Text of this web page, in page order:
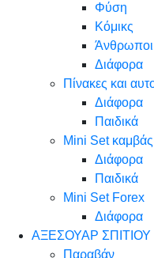
Φύση
Κόμικς
Άνθρωποι
Διάφορα
Πίνακες και
Διάφορα
Παιδικά
Mini Set καμβάς
Διάφορα
Παιδικά
Mini Set Forex
Διάφορα
ΑΞΕΣΟΥΑΡ ΣΠΙΤΙΟΥ
Παραβάν